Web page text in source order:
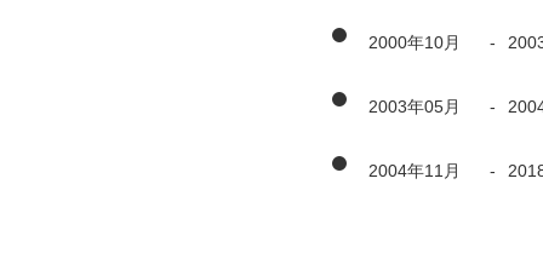
2000年10月 -
2003年05月 -
2004年11月 -